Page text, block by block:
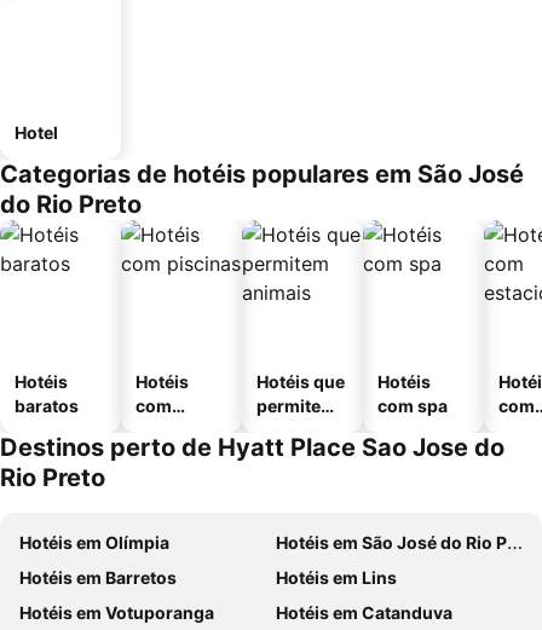
Hotel
Categorias de hotéis populares em São José
do Rio Preto
Hotéis
baratos
Hotéis
com
Hotéis que
permitem
Hotéis
com spa
com
Destinos perto de Hyatt Place Sao Jose do
Rio Preto
Hotéis em Olímpia
Hotéis em São José do Rio Preto
Hotéis em Barretos
Hotéis em Lins
Hotéis em Votuporanga
Hotéis em Catanduva